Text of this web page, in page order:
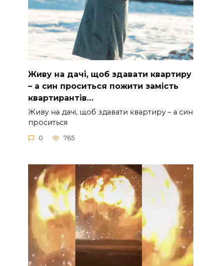
Живу на дачі, щоб здавати квартиру
– а син проситься пожити замість
квартирантів…
Живу на дачі, щоб здавати квартиру – а син
проситься
0 765